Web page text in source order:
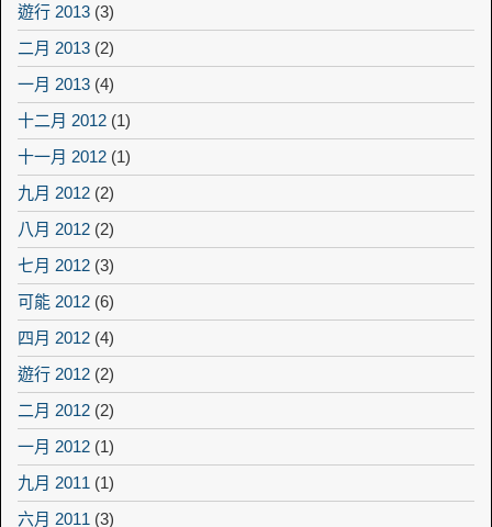
遊行 2013 (3)
二月 2013 (2)
一月 2013 (4)
十二月 2012 (1)
十一月 2012 (1)
九月 2012 (2)
八月 2012 (2)
七月 2012 (3)
可能 2012 (6)
四月 2012 (4)
遊行 2012 (2)
二月 2012 (2)
一月 2012 (1)
九月 2011 (1)
六月 2011 (3)